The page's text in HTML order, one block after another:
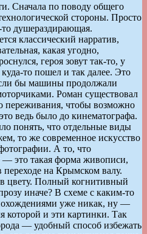
Сначала по поводу общего
стороны. Просто
то душераздирающая.
классический нарратив,
какая угодно,
героя зовут так-то, у
то пошел и так далее. Это
бы машины продолжали
Роман существовал
переживания, чтобы возможно
ведь было до кинематографа.
понять, что отдельные виды
то же современное искусство
А то, что
— это такая форма живописи,
на Крымском валу.
цвету. Полный когнитивный
иначе? В схеме с каким-то
уже никак, ну —
которой и эти картинки. Так
— удобный способ избежать